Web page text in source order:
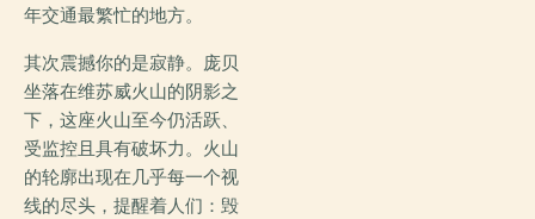
年交通最繁忙的地方。
其次震撼你的是寂静。庞贝
坐落在维苏威火山的阴影之
下，这座火山至今仍活跃、
受监控且具有破坏力。火山
的轮廓出现在几乎每一个视
线的尽头，提醒着人们：毁